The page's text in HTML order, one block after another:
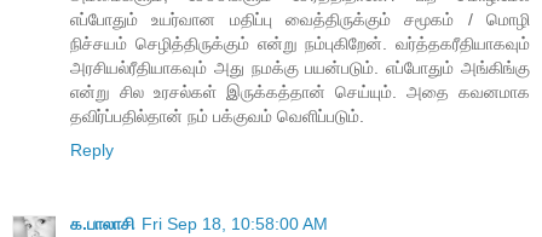
எப்போதும் உயர்வான மதிப்பு ​வைத்திருக்கும் சமூகம் / ​மொழி
நிச்சயம் ​செழித்திருக்கும் என்று நம்புகிறேன். வர்த்தகரீதியாகவும்
அரசியல்ரீதியாகவும் அது நமக்கு பயன்படும். எப்போதும் அங்கிங்கு
என்று சில உரசல்கள் இருக்கத்தான் செய்யும். அதை கவனமாக
தவிர்ப்பதில்தான் நம் பக்குவம் வெளிப்படும்.
Reply
க.பாலாசி Fri Sep 18, 10:58:00 AM